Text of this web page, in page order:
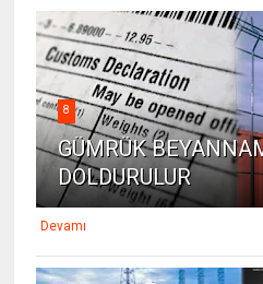
8
GÜMRÜK
DOLDURULUR
Devamı